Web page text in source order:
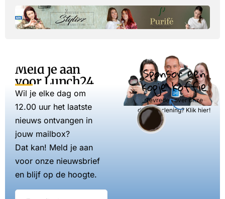
Meld je aan
voor Lunch24
Wil je elke dag om
12.00 uur het laatste
nieuws ontvangen in
jouw mailbox?
Dat kan! Meld je aan
voor onze nieuwsbrief
en blijf op de hoogte.
Sponsor een
kopje koffie
Tevreden over onze
dienstverlening? Klik hier!